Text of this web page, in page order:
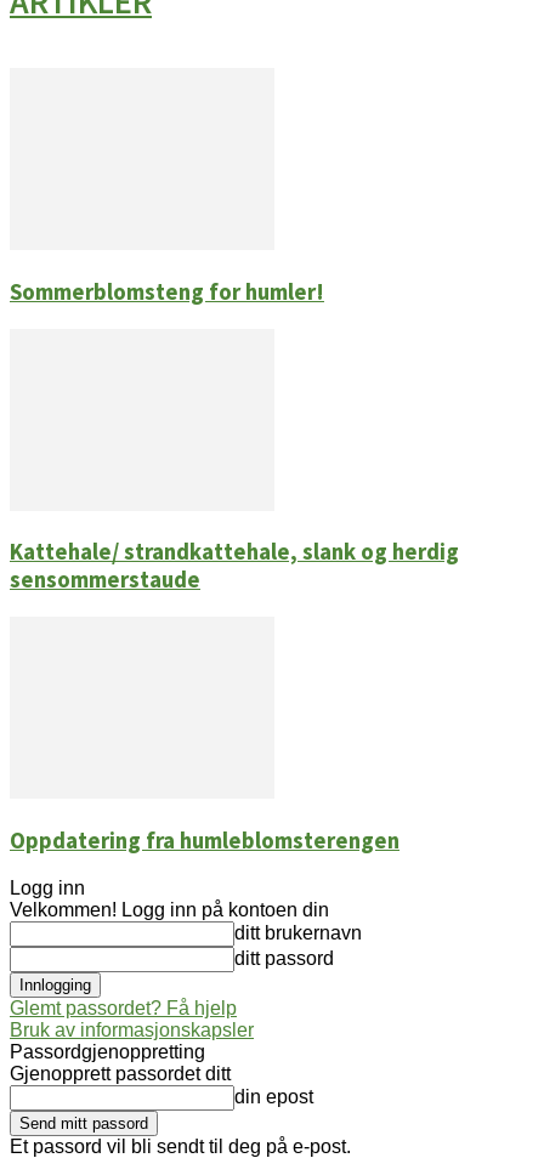
Sommerblomsteng for humler!
Kattehale/ strandkattehale, slank og herdig
sensommerstaude
Oppdatering fra humleblomsterengen
Logg inn
Velkommen! Logg inn på kontoen din
ditt brukernavn
ditt passord
Glemt passordet? Få hjelp
Bruk av informasjonskapsler
Passordgjenoppretting
Gjenopprett passordet ditt
din epost
Et passord vil bli sendt til deg på e-post.